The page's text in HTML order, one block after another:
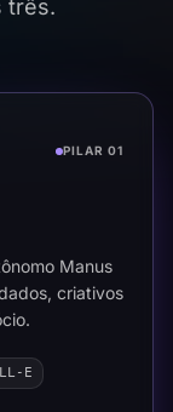
três.
PILAR 01
Manus
criativos
E